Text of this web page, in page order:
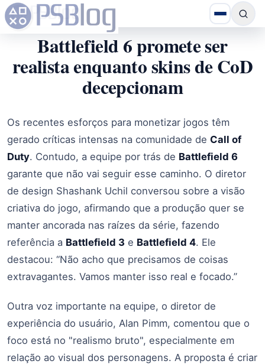
Battlefield 6 promete ser
realista enquanto skins de CoD
decepcionam
Os recentes esforços para monetizar jogos têm
gerado críticas intensas na comunidade de Call of
Duty. Contudo, a equipe por trás de Battlefield 6
garante que não vai seguir esse caminho. O diretor
de design Shashank Uchil conversou sobre a visão
criativa do jogo, afirmando que a produção quer se
manter ancorada nas raízes da série, fazendo
referência a Battlefield 3 e Battlefield 4. Ele
destacou: “Não acho que precisamos de coisas
extravagantes. Vamos manter isso real e focado.”
Outra voz importante na equipe, o diretor de
experiência do usuário, Alan Pimm, comentou que o
foco está no "realismo bruto", especialmente em
relação ao visual dos personagens. A proposta é criar